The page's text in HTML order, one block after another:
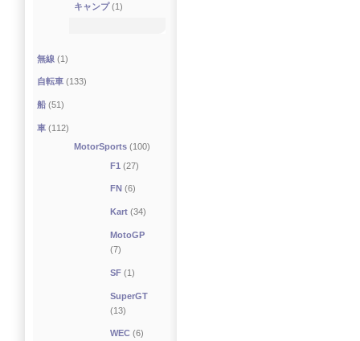
キャンプ(1)
無線 (1)
自転車 (133)
船 (51)
車 (112)
MotorSports(100)
F1 (27)
FN (6)
Kart (34)
MotoGP
(7)
SF (1)
SuperGT
(13)
WEC (6)